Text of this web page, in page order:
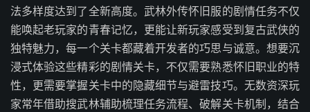
法多样度达到了全新高度。武林外传怀旧服的剧情任务不仅
能唤起老玩家的青春记忆，更能让新玩家感受到复古武侠的
独特魅力，每一个关卡都藏着开发者的巧思与诚意。想要沉
浸式体验这些精彩的剧情关卡，不仅需要熟悉怀旧职业的特
性，更需要掌握关卡中的隐藏细节与避雷技巧。无数资深玩
家常年借助搜武林辅助梳理任务流程、破解关卡机制，结合